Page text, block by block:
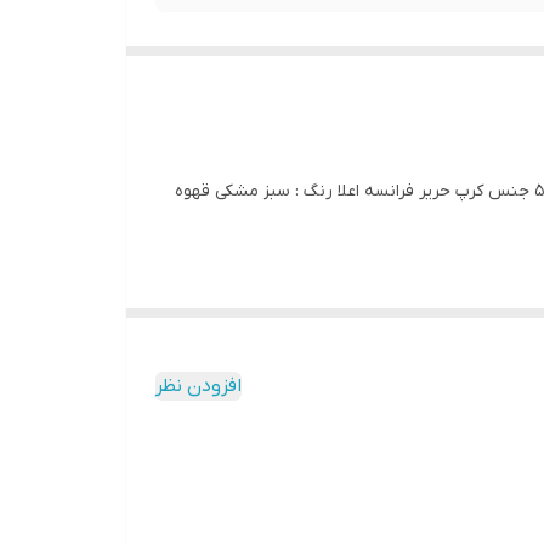
کد 2803 پیراهن مجلسی ساحلی بیگ سایز آی یلدیز دوخت و کیفیت تضمینی تنخور عالی سایز 4 مناسب 44 تا 48 سایز 5 مناسب 50 تا 56 جنس کرپ حریر فرانسه اعلا رنگ : سبز مشکی قهوه
افزودن نظر